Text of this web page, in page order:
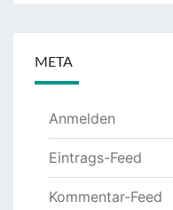
META
Anmelden
Eintrags-Feed
Kommentar-Feed